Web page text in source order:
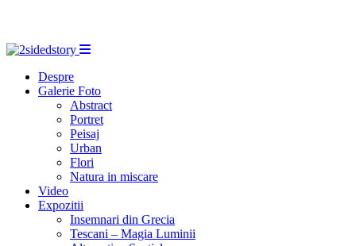
Despre
Galerie Foto
Abstract
Portret
Peisaj
Urban
Flori
Natura in miscare
Video
Expozitii
Insemnari din Grecia
Tescani – Magia Luminii